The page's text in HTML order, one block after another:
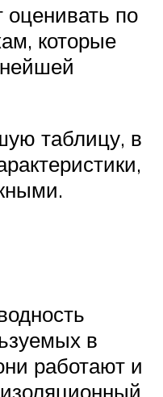
оценивать по
которые
таблицу, в
в
работают и